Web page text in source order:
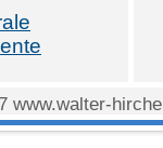
www.walter-